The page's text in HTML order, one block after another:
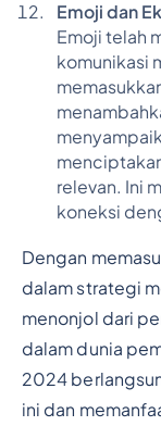
Emoji dan
Emoji telah
komunikasi
relevan. Ini
koneksi
Dengan
dalam strategi
menonjol dari
dalam dunia
2024
ini dan